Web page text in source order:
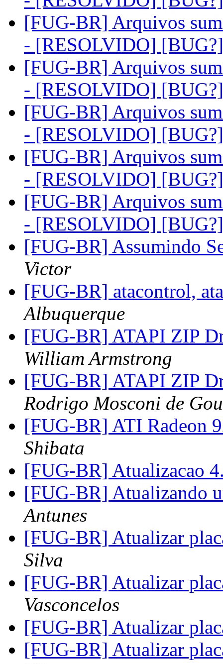
[FUG-BR] Arquivos
- [RESOLVIDO]
[FUG-BR] Arquivos
- [RESOLVIDO]
[FUG-BR] Arquivos
- [RESOLVIDO]
[FUG-BR] Arquivos
- [RESOLVIDO]
[FUG-BR] Arquivos
- [RESOLVIDO]
[FUG-BR] Assumindo
Victor
[FUG-BR] atacontrol,
Albuquerque
[FUG-BR] ATAPI ZIP
William Armstrong
[FUG-BR] ATAPI ZIP
Rodrigo Mosconi de
[FUG-BR] ATI Radeon
Shibata
[FUG-BR] Atualizacao
[FUG-BR] Atualizando
Antunes
[FUG-BR] Atualizar
Silva
[FUG-BR] Atualizar
Vasconcelos
[FUG-BR] Atualizar
[FUG-BR] Atualizar